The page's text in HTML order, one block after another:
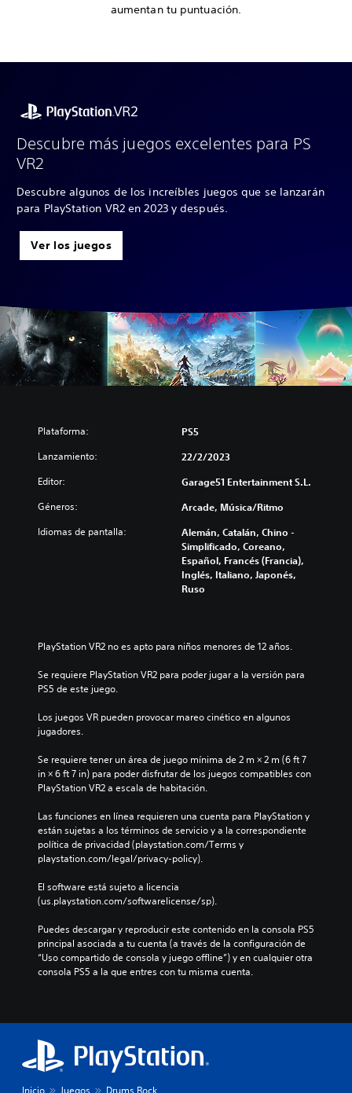
aumentan tu puntuación.
Descubre más juegos excelentes para PS
VR2
Descubre algunos de los increíbles juegos que se lanzarán
para PlayStation VR2 en 2023 y después.
Ver los juegos
Plataforma: PS5
Lanzamiento: 22/2/2023
Editor: Garage51 Entertainment S.L.
Géneros: Arcade, Música/Ritmo
Idiomas de pantalla:
Alemán, Catalán, Chino -
Simplificado, Coreano,
Español, Francés (Francia),
Inglés, Italiano, Japonés,
Ruso
PlayStation VR2 no es apto para niños menores de 12 años.
Se requiere PlayStation VR2 para poder jugar a la versión para
PS5 de este juego.
Los juegos VR pueden provocar mareo cinético en algunos
jugadores.
Se requiere tener un área de juego mínima de 2 m × 2 m (6 ft 7
in × 6 ft 7 in) para poder disfrutar de los juegos compatibles con
PlayStation VR2 a escala de habitación.
Las funciones en línea requieren una cuenta para PlayStation y
están sujetas a los términos de servicio y a la correspondiente
política de privacidad (playstation.com/Terms y
playstation.com/legal/privacy-policy).
El software está sujeto a licencia
(us.playstation.com/softwarelicense/sp).
Puedes descargar y reproducir este contenido en la consola PS5
principal asociada a tu cuenta (a través de la configuración de
“Uso compartido de consola y juego offline”) y en cualquier otra
consola PS5 a la que entres con tu misma cuenta.
Inicio Juegos Drums Rock